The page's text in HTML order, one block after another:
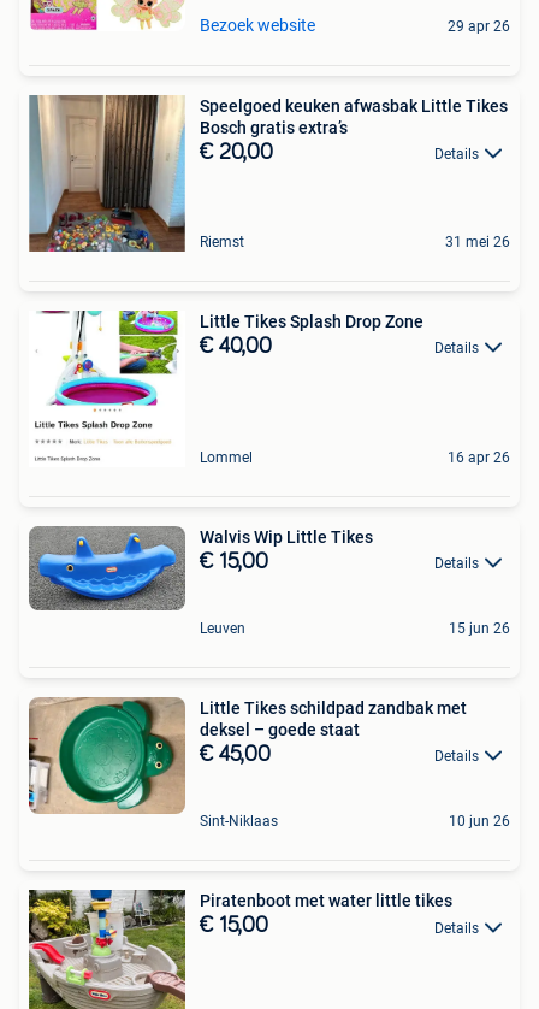
Bezoek website 29 apr 26
Speelgoed keuken afwasbak Little Tikes
Bosch gratis extra’s
€ 20,00 Details
Riemst 31 mei 26
Little Tikes Splash Drop Zone
€ 40,00 Details
Lommel 16 apr 26
Walvis Wip Little Tikes
€ 15,00 Details
Leuven 15 jun 26
Little Tikes schildpad zandbak met
deksel – goede staat
€ 45,00 Details
Sint-Niklaas 10 jun 26
Piratenboot met water little tikes
€ 15,00 Details